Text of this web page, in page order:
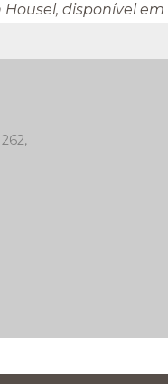
disponível em